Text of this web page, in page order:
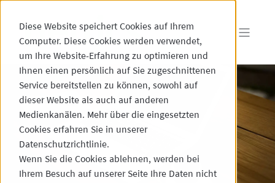
Diese Website speichert Cookies auf Ihrem
Computer. Diese Cookies werden verwendet,
um Ihre Website-Erfahrung zu optimieren und
Ihnen einen persönlich auf Sie zugeschnittenen
Service bereitstellen zu können, sowohl auf
dieser Website als auch auf anderen
Medienkanälen. Mehr über die eingesetzten
Cookies erfahren Sie in unserer
Datenschutzrichtlinie.
Wenn Sie die Cookies ablehnen, werden bei
Ihrem Besuch auf unserer Seite Ihre Daten nicht